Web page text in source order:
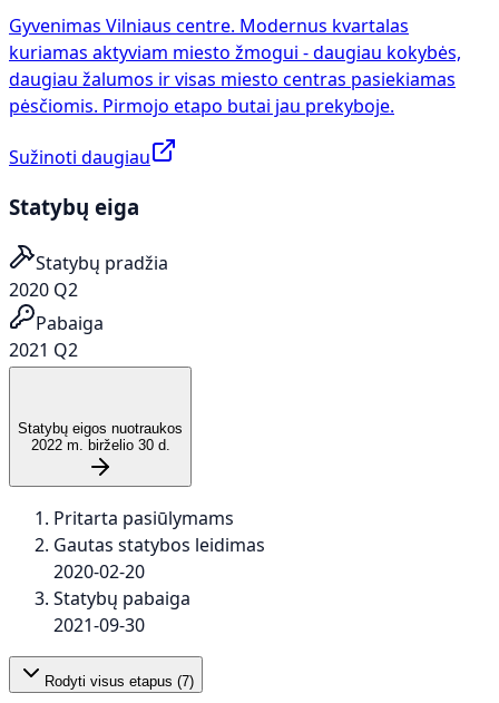
Gyvenimas Vilniaus centre. Modernus kvartalas
kuriamas aktyviam miesto žmogui - daugiau kokybės,
daugiau žalumos ir visas miesto centras pasiekiamas
pėsčiomis. Pirmojo etapo butai jau prekyboje.
Sužinoti daugiau
Statybų eiga
Statybų pradžia
2020 Q2
Pabaiga
2021 Q2
Statybų eigos nuotraukos
2022 m. birželio 30 d.
Pritarta pasiūlymams
Gautas statybos leidimas
2020-02-20
Statybų pabaiga
2021-09-30
Rodyti visus etapus (7)